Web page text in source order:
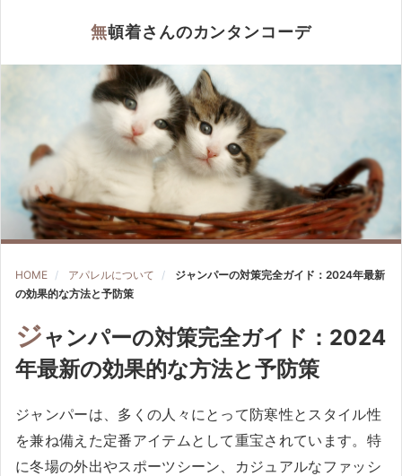
無頓着さんのカンタンコーデ
HOME アパレルについて
ジャンパーの対策完全ガイド：2024年最新
の効果的な方法と予防策
ジャンパーの対策完全ガイド：2024
年最新の効果的な方法と予防策
ジャンパーは、多くの人々にとって防寒性とスタイル性
を兼ね備えた定番アイテムとして重宝されています。特
に冬場の外出やスポーツシーン、カジュアルなファッシ